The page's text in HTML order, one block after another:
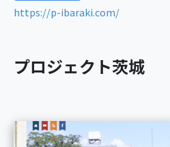
https://p-ibaraki.com/
プロジェクト茨城